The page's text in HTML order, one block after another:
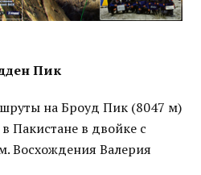
Пик
на Броуд Пик (8047 м)
Пакистане в двойке с
Восхождения Валерия